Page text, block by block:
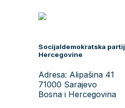
Socijaldemokratska
Hercegovine
Adresa: Alipašina 41
71000 Sarajevo
Bosna i Hercegovina